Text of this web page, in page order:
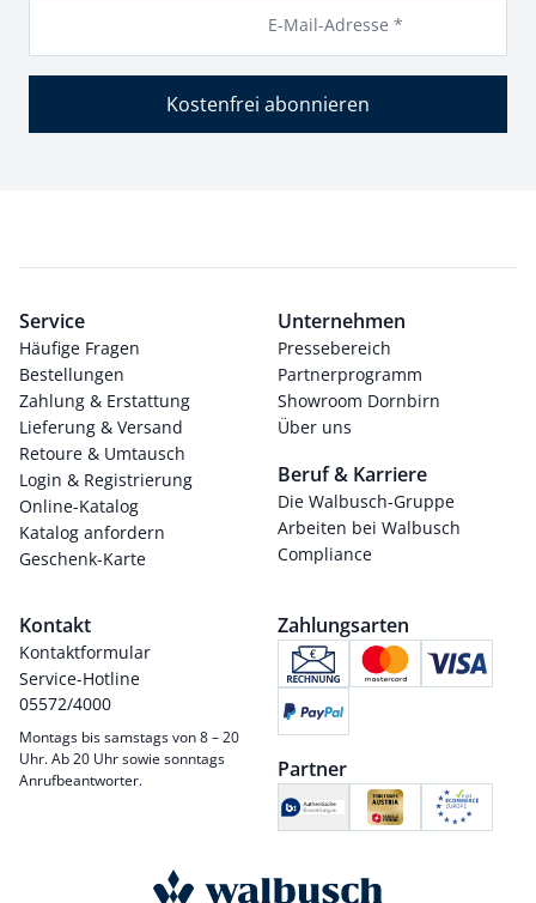
E-Mail-Adresse *
Kostenfrei abonnieren
Service
Häufige Fragen
Bestellungen
Zahlung & Erstattung
Lieferung & Versand
Retoure & Umtausch
Login & Registrierung
Online-Katalog
Katalog anfordern
Geschenk-Karte
Unternehmen
Pressebereich
Partnerprogramm
Showroom Dornbirn
Über uns
Beruf & Karriere
Die Walbusch-Gruppe
Arbeiten bei Walbusch
Compliance
Kontakt
Kontaktformular
Service-Hotline
05572/4000
Montags bis samstags von 8 – 20
Uhr. Ab 20 Uhr sowie sonntags
Anrufbeantworter.
Zahlungsarten
Partner